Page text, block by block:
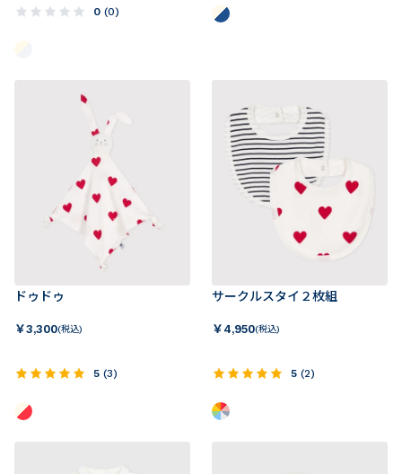
0 (0)
ドゥドゥ
￥3,300(税込)
5 (3)
サークルスタイ２枚組
￥ 4,950(税込)
5 (2)